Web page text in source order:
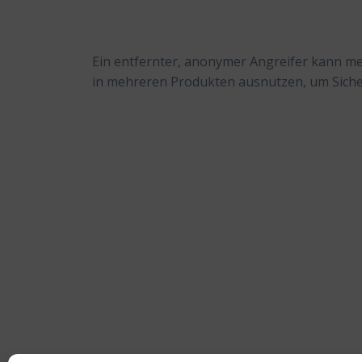
Ein entfernter, anonymer Angreifer kann
in mehreren Produkten ausnutzen, um